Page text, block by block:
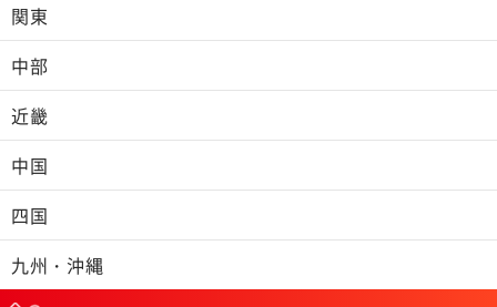
関東
中部
近畿
中国
四国
九州・沖縄